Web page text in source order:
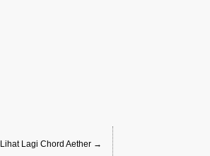
Lihat Lagi Chord Aether →